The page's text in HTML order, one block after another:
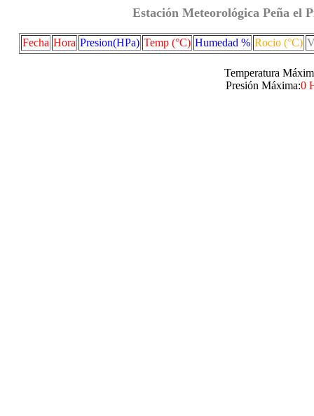
Estación Meteorológica Peña el
Fecha Hora Presion(HPa) Temp (°C) Humedad % Rocio (°C)
Temperatura
Presión Máxima:0